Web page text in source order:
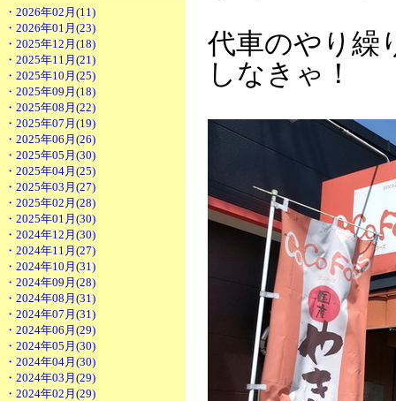
・2026年02月(11)
・2026年01月(23)
・2025年12月(18)
・2025年11月(21)
・2025年10月(25)
・2025年09月(18)
・2025年08月(22)
・2025年07月(19)
・2025年06月(26)
・2025年05月(30)
・2025年04月(25)
・2025年03月(27)
・2025年02月(28)
・2025年01月(30)
・2024年12月(30)
・2024年11月(27)
・2024年10月(31)
・2024年09月(28)
・2024年08月(31)
・2024年07月(31)
・2024年06月(29)
・2024年05月(30)
・2024年04月(30)
・2024年03月(29)
・2024年02月(29)
代車のやり繰
しなきゃ！